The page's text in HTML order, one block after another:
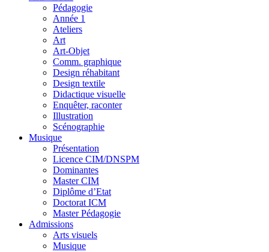
Pédagogie
Année 1
Ateliers
Art
Art-Objet
Comm. graphique
Design réhabitant
Design textile
Didactique visuelle
Enquêter, raconter
Illustration
Scénographie
Musique
Présentation
Licence CIM/DNSPM
Dominantes
Master CIM
Diplôme d’Etat
Doctorat ICM
Master Pédagogie
Admissions
Arts visuels
Musique